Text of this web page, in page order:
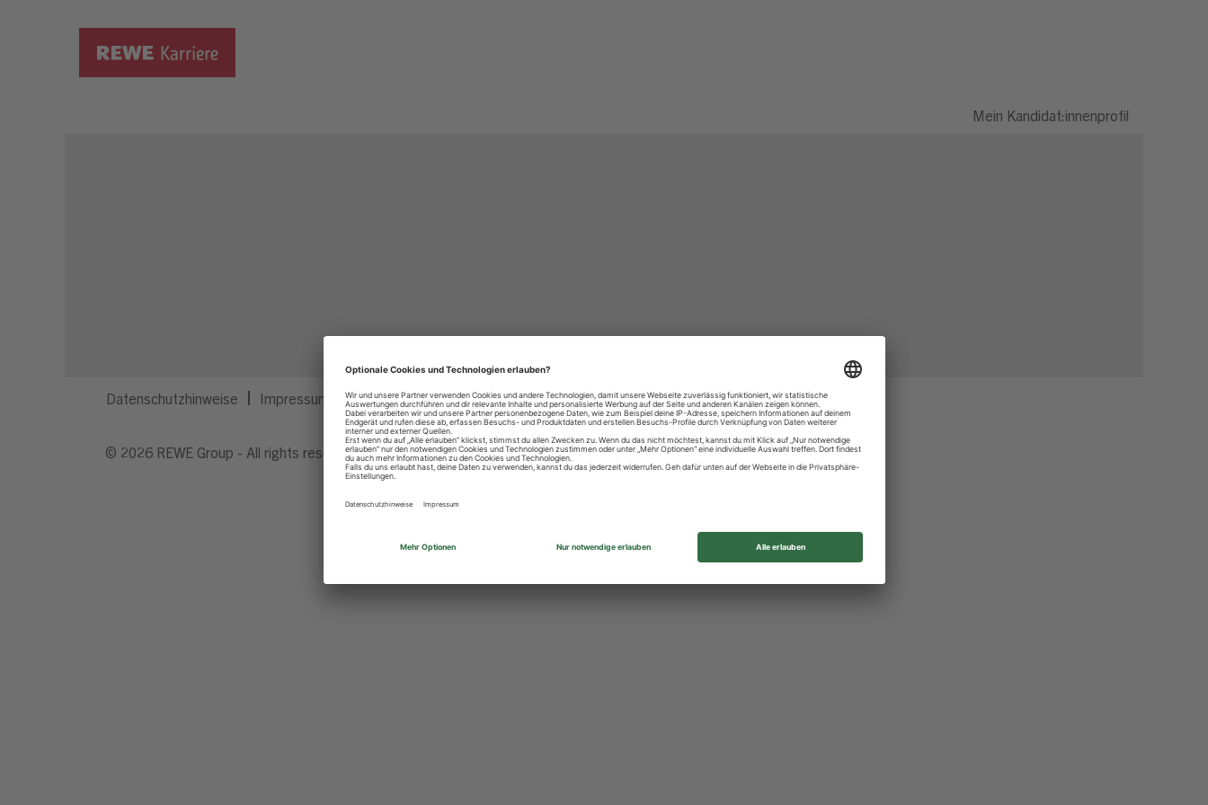
Mein Kandidat:innenprofil
Datenschutzhinweise Impressum Privatsphäre-Einstellungen
© 2026 REWE Group - All rights reserved